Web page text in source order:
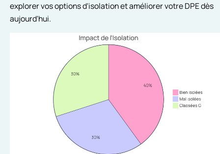
explorer vos options d'isolation et améliorer votre DPE dès
aujourd'hui.